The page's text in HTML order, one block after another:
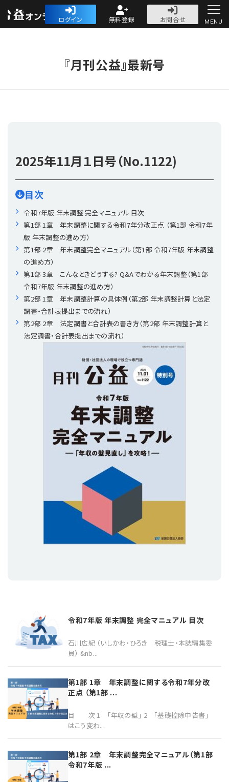
公益・一般法人オ
ログイン 無料登録
お問合せ
理事会
評議員会・社員総会
理事・監事
評議員
登記関連
定款関連
会計・税務
定期提出書類
会計処理
寄附
税務
インボイス
労務
労務
労務管理
給与計算
法改正-労務
法務
法務
利益相反取引
個人情報
法改正-法務
経営
経営
資産運用
IT
連載
連載
論壇
【連載】オピニオンリーダーのnote
【連載】会計相談室
【連載】公益法人運営実務の処方箋
【連載】公益法人会計検定試験一問一答
【連載】公益法人のための「新公益信託」活用戦略
【連載】公益法人制度のリアル
【連載】これからの時代の資産運用
【連載】採用・定着・育成のための人事戦略
【連載】事例に学ぶ立入検査で想定される指摘事項
【連載】シェアコモン200インタビュー
【連載】シェアコモン200 誌上相談室
【連載】実務と税務のポイント
【連載】事務局だよりPLUS
【連載】テーマで紐解く逆引きガイドライン
【連載】AI活用のすすめ
【連載】IT実務一問一答
無料記事
公益・一般法人オンラインとは
MENU
『月刊公益』最新号
2025年11月１日号（No.1122)
目次
令和7年版 年末調整 完全マニュアル 目次
第1部 1章 年末調整に関する令和7年分改正点 （第1部 令和7年
版 年末調整の進め方）
第1部 2章 年末調整完全マニュアル（第1部 令和7年版 年末調整
の進め方）
第1部 3章 こんなときどうする? Q&Aでわかる年末調整（第1部
令和7年版 年末調整の進め方）
第2部 1章 年末調整計算の具体例（第2部 年末調整計算と法定
調書・合計表提出までの流れ）
第2部 2章 法定調書と合計表の書き方（第2部 年末調整計算と
法定調書・合計表提出までの流れ）
令和7年版 年末調整 完全マニュアル 目次
石川広紀 （いしかわ・ひろき 税理士・本誌編集委
員） &nb...
第1部 1章 年末調整に関する令和7年分改
正点 （第1部 ...
目 次 1 「年収の壁」 2 「基礎控除申告書」
はこう変わ...
第1部 2章 年末調整完全マニュアル（第1部
令和7年版 ...